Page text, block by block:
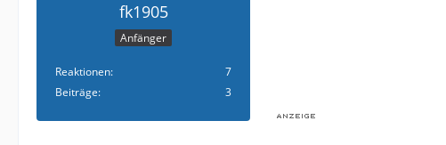
fk1905
Anfänger
Reaktionen
7
Beiträge
3